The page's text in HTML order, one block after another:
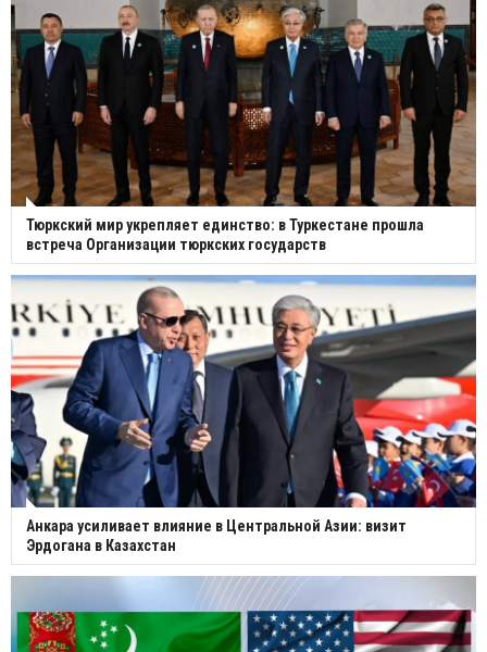
Тюркский мир укрепляет единство: в Туркестане прошла
встреча Организации тюркских государств
Анкара усиливает влияние в Центральной Азии: визит
Эрдогана в Казахстан